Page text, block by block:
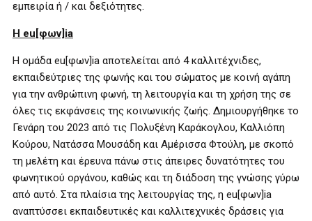
εμπειρία ή / και δεξιότητες.
Η eu [φων] ia
Η ομάδα eu[φων]ia αποτελείται από 4 καλλιτέχνιδες,
εκπαιδεύτριες της φωνής και του σώματος με κοινή αγάπη
για την ανθρώπινη φωνή, τη λειτουργία και τη χρήση της σε
όλες τις εκφάνσεις της κοινωνικής ζωής. Δημιουργήθηκε το
Γενάρη του 2023 από τις Πολυξένη Καράκογλου, Καλλιόπη
Κούρου, Νατάσσα Μουσάδη και Αμέρισσα Φτούλη, με σκοπό
τη μελέτη και έρευνα πάνω στις άπειρες δυνατότητες του
φωνητικού οργάνου, καθώς και τη διάδοση της γνώσης γύρω
από αυτό. Στα πλαίσια της λειτουργίας της, η eu[φων]ia
αναπτύσσει εκπαιδευτικές και καλλιτεχνικές δράσεις για